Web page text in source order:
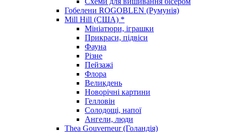
Гобелени ROGOBLEN (Румунія)
Mill Hill (США) *
Мініатюри, іграшки
Прикраси, підвіси
Фауна
Різне
Пейзажі
Флора
Великдень
Новорічні картини
Гелловін
Солодощі, напої
Ангели, люди
Thea Gouverneur (Голандія)